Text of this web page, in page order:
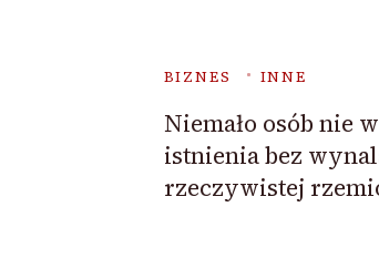
BIZNES INNE
Niemało osób nie
istnienia bez
rzeczywistej